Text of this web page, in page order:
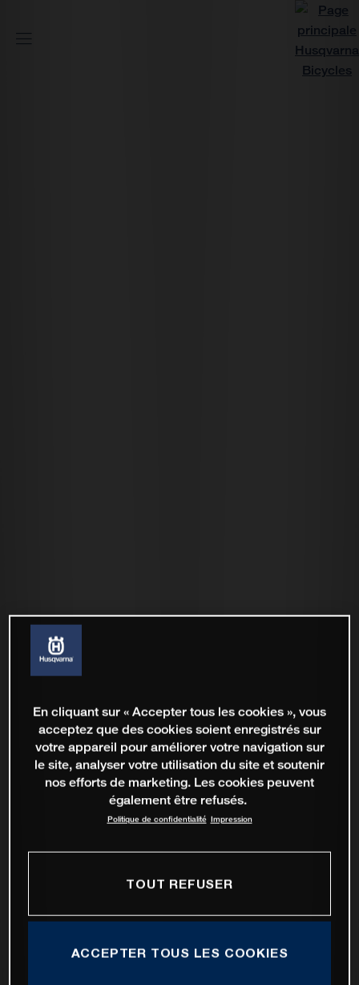
En cliquant sur « Accepter tous les cookies », vous
acceptez que des cookies soient enregistrés sur
votre appareil pour améliorer votre navigation sur
le site, analyser votre utilisation du site et soutenir
nos efforts de marketing. Les cookies peuvent
également être refusés.
Politique de confidentialité Impression
TOUT REFUSER
ACCEPTER TOUS LES COOKIES